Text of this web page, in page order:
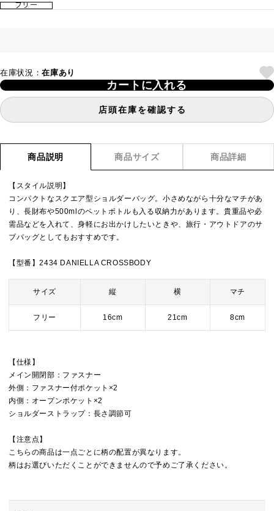
フリー
在庫状況：在庫あり
カートに入れる
店頭在庫を確認する
商品説明 商品サイズ 商品詳細
【スタイル説明】
コンパクトなスクエア型ショルダーバッグ。小さめながら十分なマチがあ
り、長財布や500mlのペットボトルも入る収納力があります。貴重品や必
需品などを入れて、身軽にお出かけしたいときや、旅行・アウトドアのサ
ブバッグとしてもおすすめです。
【型番】2434 DANIELLA CROSSBODY
サイズ 縦 横 マチ
フリー 16cm 21cm 8cm
【仕様】
メイン開閉部：ファスナー
外側：ファスナー付ポケット×2
内側：オープンポケット×2
ショルダーストラップ：長さ調節可
【注意点】
こちらの商品は一点ごとに柄の配置が異なります。
柄はお選びいただくことができませんので予めご了承ください。